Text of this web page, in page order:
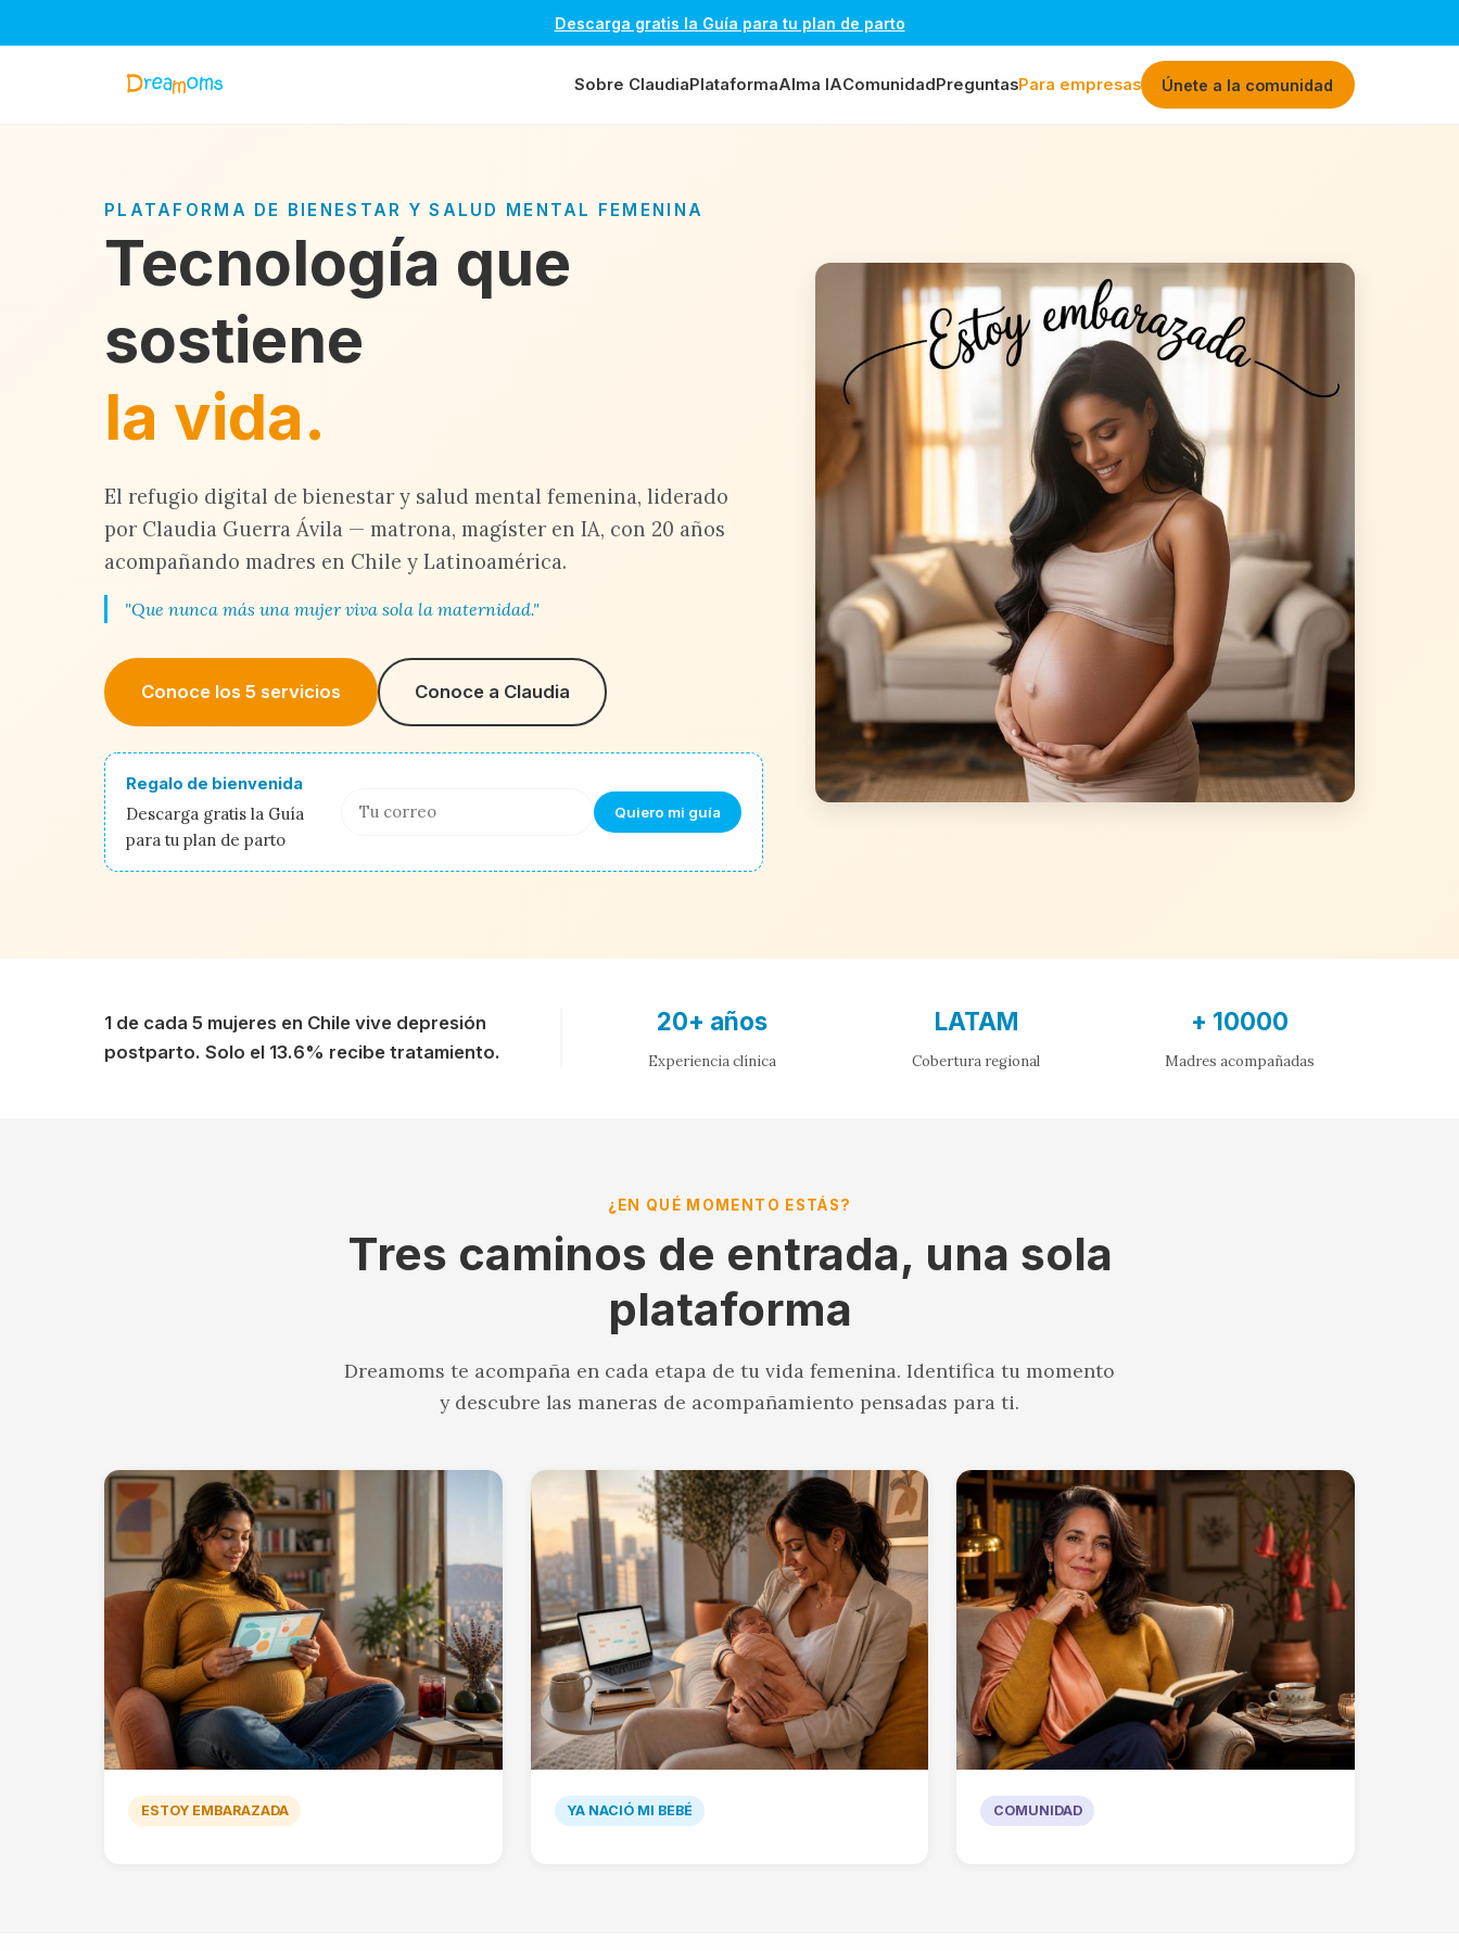
Descarga gratis la Guía para tu plan de parto
Sobre ClaudiaPlataformaAlma IAComunidadPreguntasPara empresas Únete a la comunidad
PLATAFORMA DE BIENESTAR Y SALUD MENTAL FEMENINA
Tecnología que
sostiene
la vida.
El refugio digital de bienestar y salud mental femenina, liderado
por Claudia Guerra Ávila — matrona, magíster en IA, con 20 años
acompañando madres en Chile y Latinoamérica.
"Que nunca más una mujer viva sola la maternidad."
Conoce los 5 servicios Conoce a Claudia
Regalo de bienvenida
Descarga gratis la Guía
para tu plan de parto
Quiero mi guía
1 de cada 5 mujeres en Chile vive depresión
postparto. Solo el 13.6% recibe tratamiento.
20+ años
Experiencia clínica
LATAM
Cobertura regional
+ 10000
Madres acompañadas
¿EN QUÉ MOMENTO ESTÁS?
Tres caminos de entrada, una sola
plataforma
Dreamoms te acompaña en cada etapa de tu vida femenina. Identifica tu momento
y descubre las maneras de acompañamiento pensadas para ti.
ESTOY EMBARAZADA YA NACIÓ MI BEBÉ COMUNIDAD